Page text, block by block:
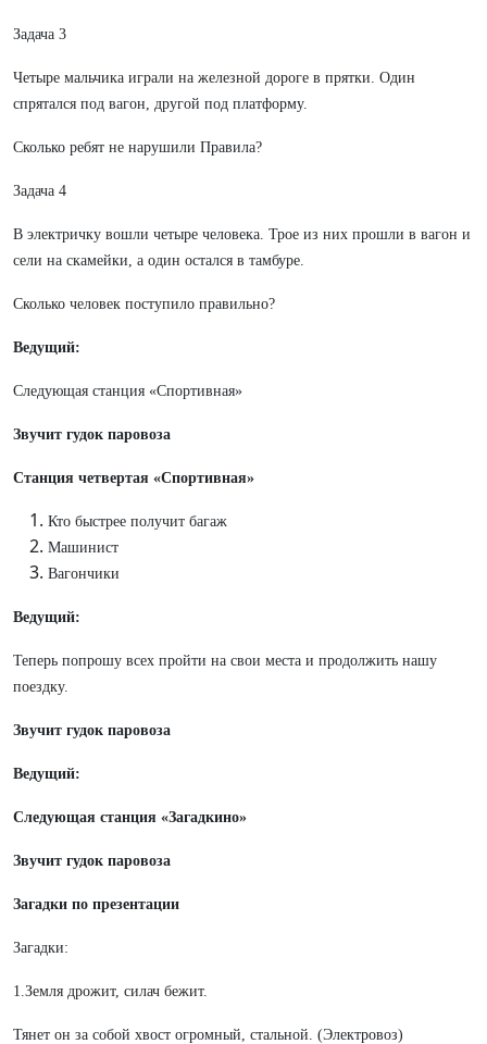
Задача 3
Четыре мальчика играли на железной дороге в прятки. Один
спрятался под вагон, другой под платформу.
Сколько ребят не нарушили Правила?
Задача 4
В электричку вошли четыре человека. Трое из них прошли в вагон и
сели на скамейки, а один остался в тамбуре.
Сколько человек поступило правильно?
Ведущий:
Следующая станция «Спортивная»
Звучит гудок паровоза
Станция четвертая «Спортивная»
Кто быстрее получит багаж
Машинист
Вагончики
Ведущий:
Теперь попрошу всех пройти на свои места и продолжить нашу
поездку.
Звучит гудок паровоза
Ведущий:
Следующая станция «Загадкино»
Звучит гудок паровоза
Загадки по презентации
Загадки:
1.Земля дрожит, силач бежит.
Тянет он за собой хвост огромный, стальной. (Электровоз)